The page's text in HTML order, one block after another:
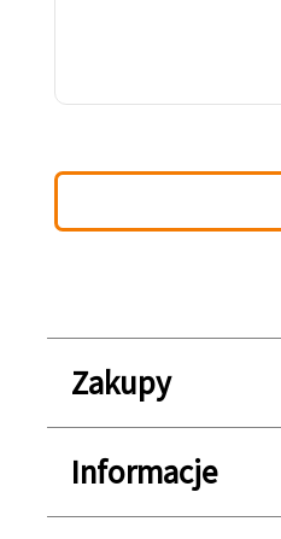
Zakupy
Informacje